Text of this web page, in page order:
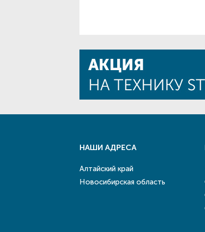
НАШИ АДРЕСА
Алтайский край
Новосибирская область